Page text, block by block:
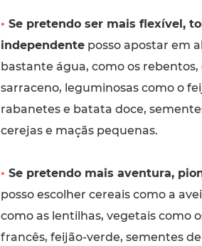
• Se pretendo ser mais flexível,
independenteposso apostar em
bastante água, como os
sarraceno, leguminosas como o
rabanetes e batata doce,
cerejas e maçãs pequenas.
• Se pretendo mais aventura,
posso escolher cereais como a
como as lentilhas, vegetais como
francês, feijão-verde, sementes